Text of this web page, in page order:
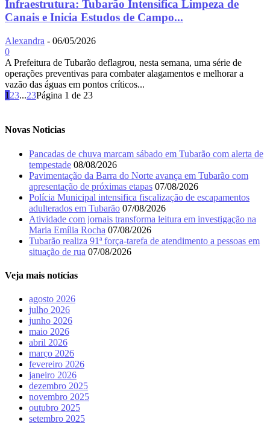
Infraestrutura: Tubarão Intensifica Limpeza de
Canais e Inicia Estudos de Campo...
Alexandra - 06/05/2026
0
A Prefeitura de Tubarão deflagrou, nesta semana, uma série de
operações preventivas para combater alagamentos e melhorar a
vazão das águas em pontos críticos...
1 23...23Página 1 de 23
Novas Noticias
Pancadas de chuva marcam sábado em Tubarão com alerta de
tempestade 08/08/2026
Pavimentação da Barra do Norte avança em Tubarão com
apresentação de próximas etapas 07/08/2026
Polícia Municipal intensifica fiscalização de escapamentos
adulterados em Tubarão 07/08/2026
Atividade com jornais transforma leitura em investigação na
Maria Emília Rocha 07/08/2026
Tubarão realiza 91ª força-tarefa de atendimento a pessoas em
situação de rua 07/08/2026
Veja mais notícias
agosto 2026
julho 2026
junho 2026
maio 2026
abril 2026
março 2026
fevereiro 2026
janeiro 2026
dezembro 2025
novembro 2025
outubro 2025
setembro 2025